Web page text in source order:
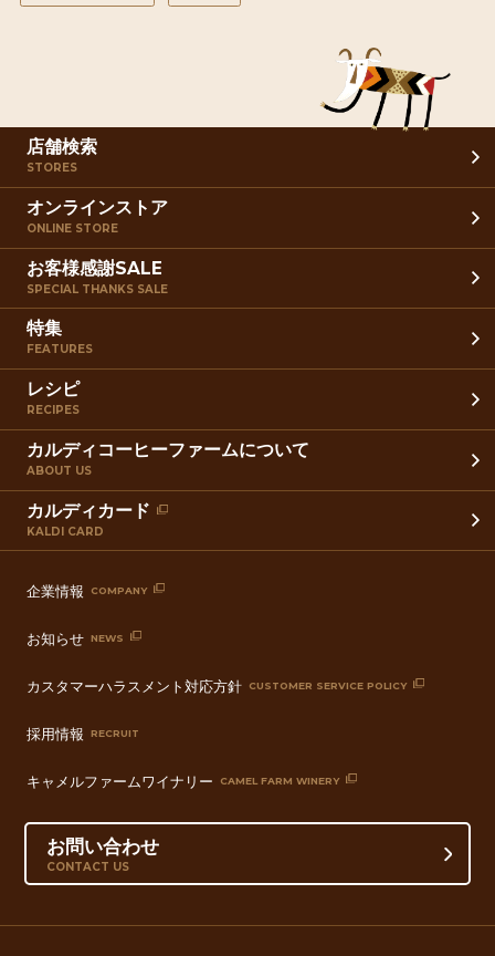
店舗検索
STORES
オンラインストア
ONLINE STORE
お客様感謝SALE
SPECIAL THANKS SALE
特集
FEATURES
レシピ
RECIPES
カルディコーヒーファームについて
ABOUT US
カルディカード
KALDI CARD
企業情報 COMPANY
お知らせ NEWS
カスタマーハラスメント対応方針 CUSTOMER SERVICE POLICY
採用情報 RECRUIT
キャメルファームワイナリー CAMEL FARM WINERY
お問い合わせ
CONTACT US